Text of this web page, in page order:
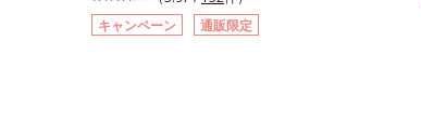
素材を配合することで、あなたに眠るキレイの因
子を呼び覚まします。「コラーゲンを摂るだけで
キャンペーン
通販限定